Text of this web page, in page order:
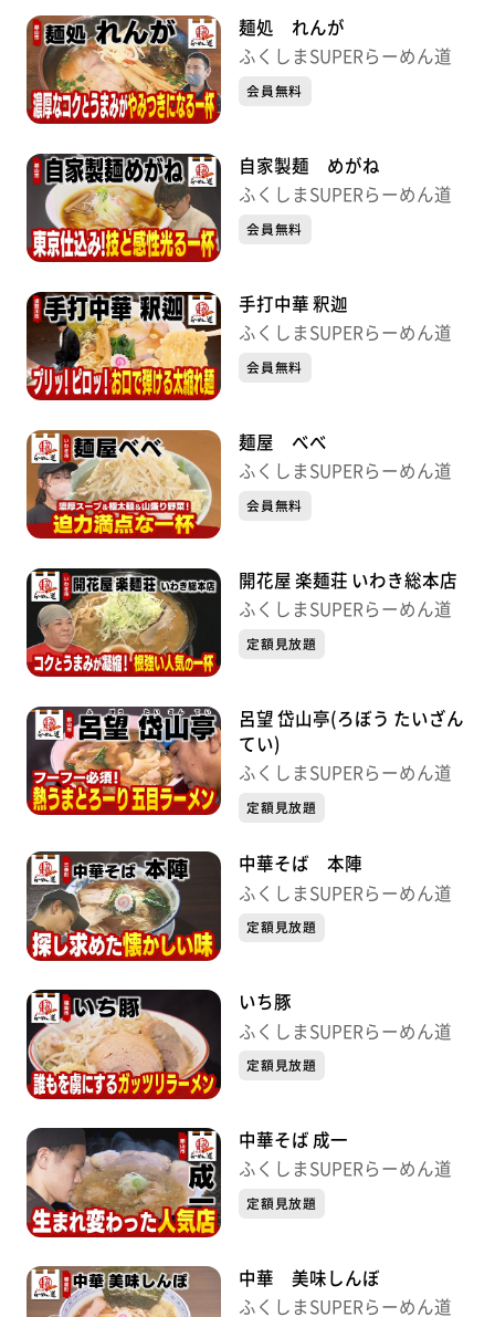
麺処 れんが
ふくしまSUPERらーめん道
会員無料
自家製麺 めがね
ふくしまSUPERらーめん道
会員無料
手打中華 釈迦
ふくしまSUPERらーめん道
会員無料
麺屋 べべ
ふくしまSUPERらーめん道
会員無料
開花屋 楽麺荘 いわき総本店
ふくしまSUPERらーめん道
定額見放題
呂望 岱山亭(ろぼう たいざん
てい)
ふくしまSUPERらーめん道
定額見放題
中華そば 本陣
ふくしまSUPERらーめん道
定額見放題
いち豚
ふくしまSUPERらーめん道
定額見放題
中華そば 成一
ふくしまSUPERらーめん道
定額見放題
中華 美味しんぼ
ふくしまSUPERらーめん道